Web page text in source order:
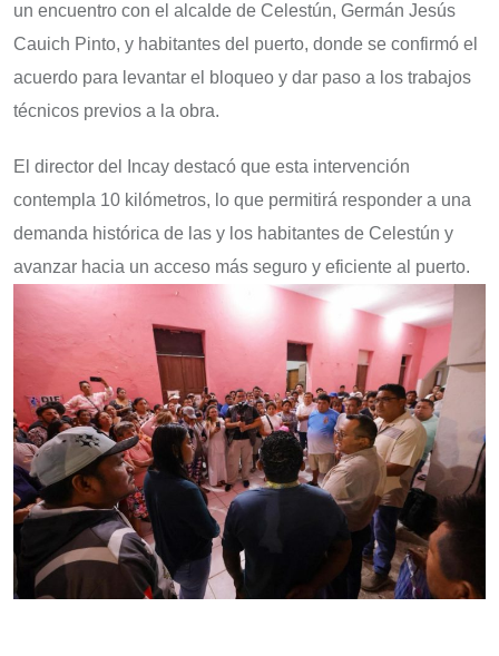
un encuentro con el alcalde de Celestún, Germán Jesús
Cauich Pinto, y habitantes del puerto, donde se confirmó el
acuerdo para levantar el bloqueo y dar paso a los trabajos
técnicos previos a la obra.
El director del Incay destacó que esta intervención
contempla 10 kilómetros, lo que permitirá responder a una
demanda histórica de las y los habitantes de Celestún y
avanzar hacia un acceso más seguro y eficiente al puerto.